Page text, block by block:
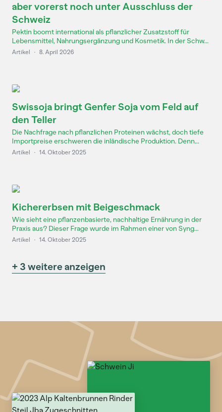
aber vorerst noch unter Ausschluss der
Schweiz
Pektin boomt international als pflanzlicher Zusatzstoff für
Lebensmittel, Nahrungsergänzung und Kosmetik. In der Schw...
Artikel · 8. April 2026
Swissoja bringt Genfer Soja vom Feld auf
den Teller
Die Nachfrage nach pflanzlichen Proteinen wächst, doch tiefe
Importpreise erschweren die inländische Produktion. Denn...
Artikel · 14. Oktober 2025
Kichererbsen mit Beigeschmack
Wie sieht eine pflanzenbasierte, nachhaltige Ernährung in der
Praxis aus? Dieser Frage wurde im Rahmen einer von Syng...
Artikel · 14. Oktober 2025
+ 3 weitere anzeigen